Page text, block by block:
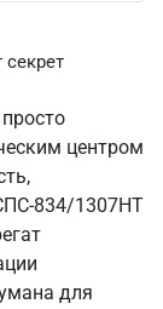
центром
834/1307НТ
для